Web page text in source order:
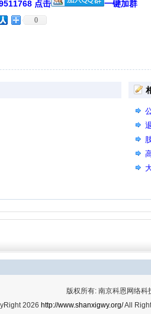
点击
一键加群
0
版权所有: 南京科恩网络科
2026 http://www.shanxigwy.org/All